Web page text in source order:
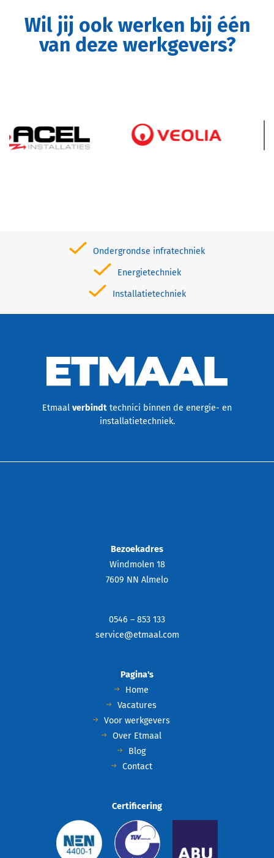
Wil jij ook werken bij één
van deze werkgevers?
Ondergrondse infratechniek
Energietechniek
Installatietechniek
Etmaal verbindt technici binnen de energie- en
installatietechniek.
Bezoekadres
Windmolen 18
7609 NN Almelo
0546 – 853 133
service@etmaal.com
Pagina's
Home
Vacatures
Voor werkgevers
Over Etmaal
Blog
Contact
Certificering